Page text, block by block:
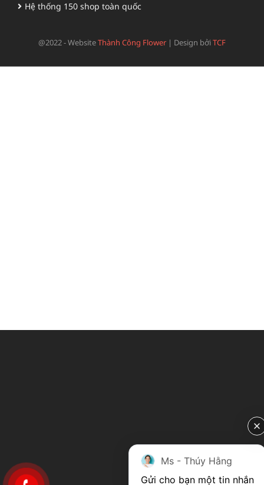
Hệ thống 150 shop toàn quốc
@2022 - WebsiteThành Công Flower | Design bởiTCF
Ms - Thúy Hằng
Gửi cho bạn một tin nhắn